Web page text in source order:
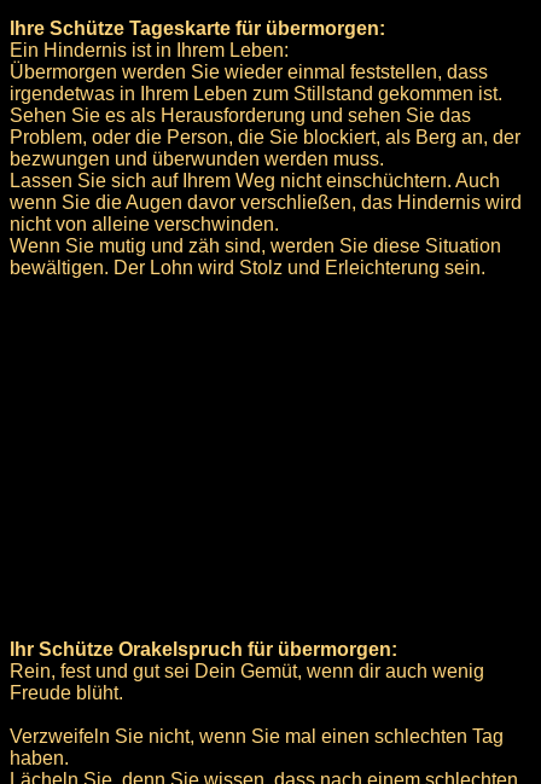
Ihre Schütze Tageskarte für übermorgen:
Ein Hindernis ist in Ihrem Leben:
Übermorgen werden Sie wieder einmal feststellen, dass
irgendetwas in Ihrem Leben zum Stillstand gekommen ist.
Sehen Sie es als Herausforderung und sehen Sie das
Problem, oder die Person, die Sie blockiert, als Berg an, der
bezwungen und überwunden werden muss.
Lassen Sie sich auf Ihrem Weg nicht einschüchtern. Auch
wenn Sie die Augen davor verschließen, das Hindernis wird
nicht von alleine verschwinden.
Wenn Sie mutig und zäh sind, werden Sie diese Situation
bewältigen. Der Lohn wird Stolz und Erleichterung sein.
Ihr Schütze Orakelspruch für übermorgen:
Rein, fest und gut sei Dein Gemüt, wenn dir auch wenig
Freude blüht.
Verzweifeln Sie nicht, wenn Sie mal einen schlechten Tag
haben.
Lächeln Sie, denn Sie wissen, dass nach einem schlechten